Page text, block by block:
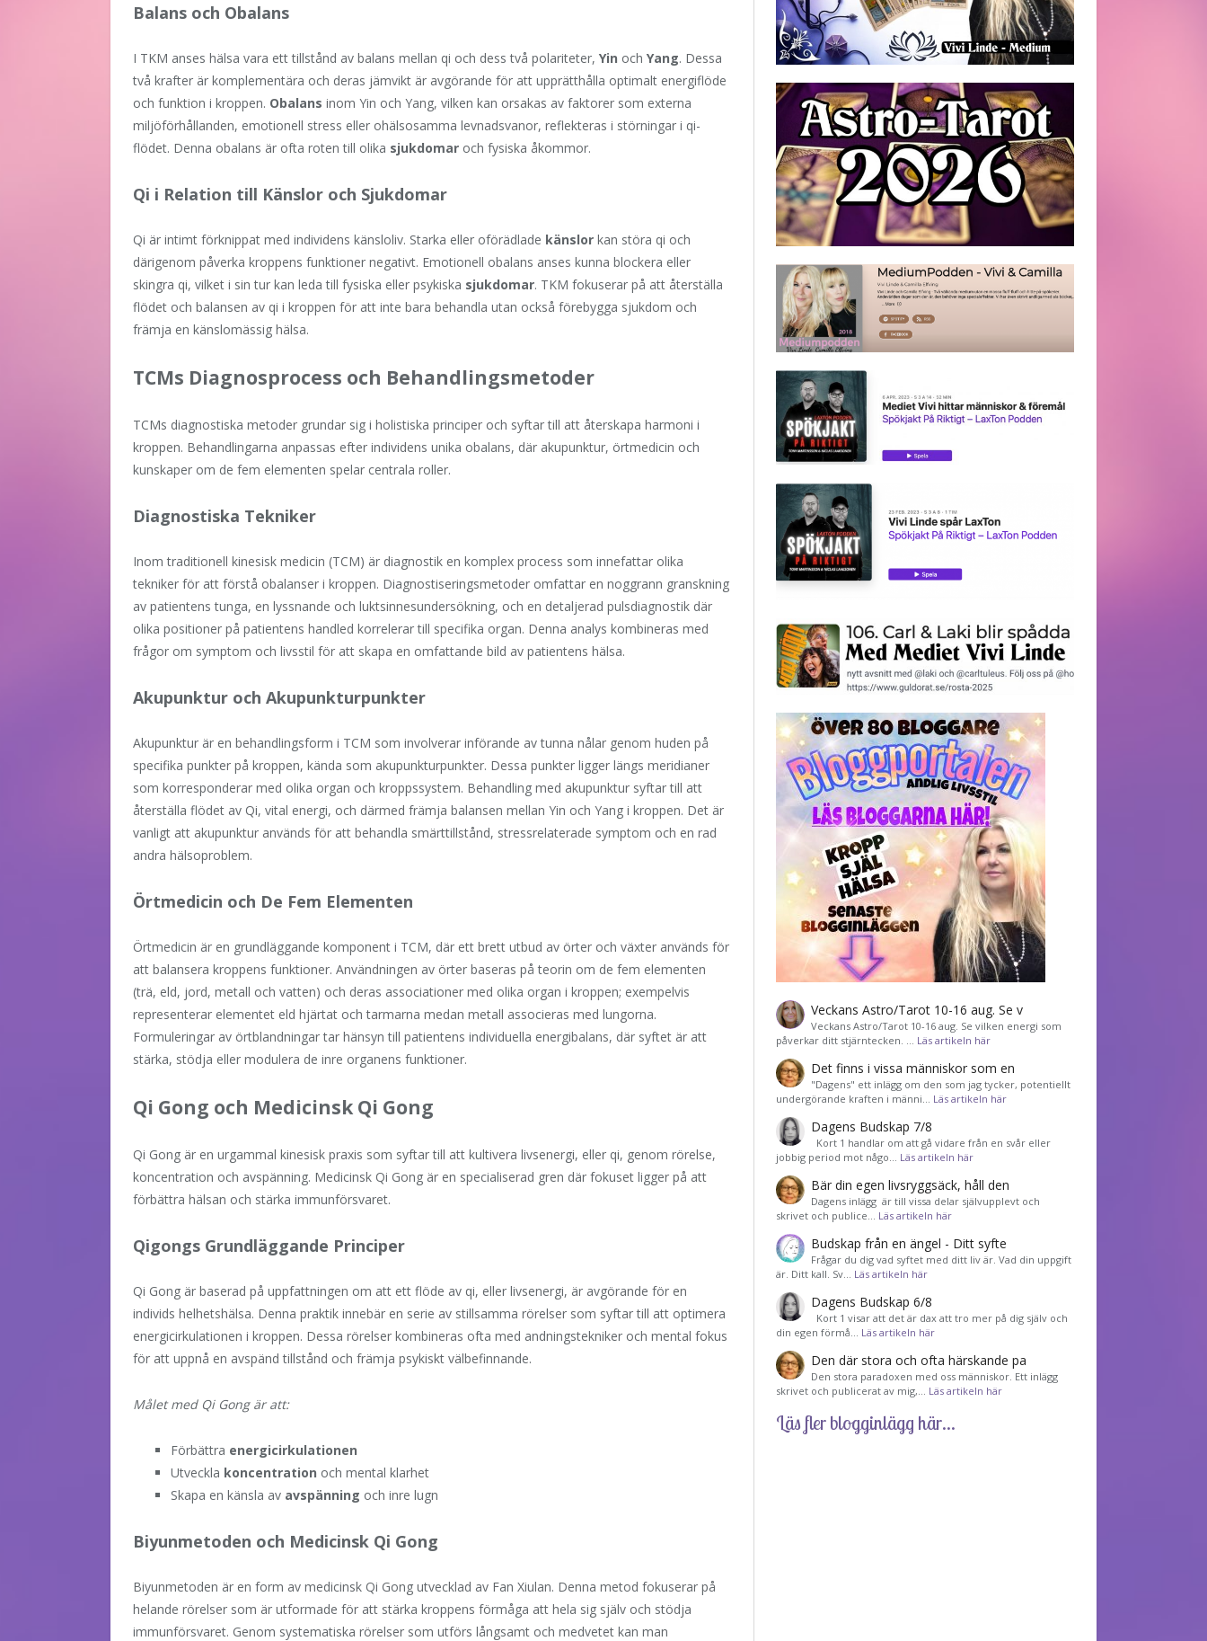
Balans och Obalans
I TKM anses hälsa vara ett tillstånd av balans mellan qi och dess två polariteter, Yin och Yang. Dessa
två krafter är komplementära och deras jämvikt är avgörande för att upprätthålla optimalt energiflöde
och funktion i kroppen. Obalans inom Yin och Yang, vilken kan orsakas av faktorer som externa
miljöförhållanden, emotionell stress eller ohälsosamma levnadsvanor, reflekteras i störningar i qi-
flödet. Denna obalans är ofta roten till olika sjukdomar och fysiska åkommor.
Qi i Relation till Känslor och Sjukdomar
Qi är intimt förknippat med individens känsloliv. Starka eller oförädlade känslor kan störa qi och
därigenom påverka kroppens funktioner negativt. Emotionell obalans anses kunna blockera eller
skingra qi, vilket i sin tur kan leda till fysiska eller psykiska sjukdomar. TKM fokuserar på att återställa
flödet och balansen av qi i kroppen för att inte bara behandla utan också förebygga sjukdom och
främja en känslomässig hälsa.
TCMs Diagnosprocess och Behandlingsmetoder
TCMs diagnostiska metoder grundar sig i holistiska principer och syftar till att återskapa harmoni i
kroppen. Behandlingarna anpassas efter individens unika obalans, där akupunktur, örtmedicin och
kunskaper om de fem elementen spelar centrala roller.
Diagnostiska Tekniker
Inom traditionell kinesisk medicin (TCM) är diagnostik en komplex process som innefattar olika
tekniker för att förstå obalanser i kroppen. Diagnostiseringsmetoder omfattar en noggrann granskning
av patientens tunga, en lyssnande och luktsinnesundersökning, och en detaljerad pulsdiagnostik där
olika positioner på patientens handled korrelerar till specifika organ. Denna analys kombineras med
frågor om symptom och livsstil för att skapa en omfattande bild av patientens hälsa.
Akupunktur och Akupunkturpunkter
Akupunktur är en behandlingsform i TCM som involverar införande av tunna nålar genom huden på
specifika punkter på kroppen, kända som akupunkturpunkter. Dessa punkter ligger längs meridianer
som korresponderar med olika organ och kroppssystem. Behandling med akupunktur syftar till att
återställa flödet av Qi, vital energi, och därmed främja balansen mellan Yin och Yang i kroppen. Det är
vanligt att akupunktur används för att behandla smärttillstånd, stressrelaterade symptom och en rad
andra hälsoproblem.
Örtmedicin och De Fem Elementen
Örtmedicin är en grundläggande komponent i TCM, där ett brett utbud av örter och växter används för
att balansera kroppens funktioner. Användningen av örter baseras på teorin om de fem elementen
(trä, eld, jord, metall och vatten) och deras associationer med olika organ i kroppen; exempelvis
representerar elementet eld hjärtat och tarmarna medan metall associeras med lungorna.
Formuleringar av örtblandningar tar hänsyn till patientens individuella energibalans, där syftet är att
stärka, stödja eller modulera de inre organens funktioner.
Qi Gong och Medicinsk Qi Gong
Qi Gong är en urgammal kinesisk praxis som syftar till att kultivera livsenergi, eller qi, genom rörelse,
koncentration och avspänning. Medicinsk Qi Gong är en specialiserad gren där fokuset ligger på att
förbättra hälsan och stärka immunförsvaret.
Qigongs Grundläggande Principer
Qi Gong är baserad på uppfattningen om att ett flöde av qi, eller livsenergi, är avgörande för en
individs helhetshälsa. Denna praktik innebär en serie av stillsamma rörelser som syftar till att optimera
energicirkulationen i kroppen. Dessa rörelser kombineras ofta med andningstekniker och mental fokus
för att uppnå en avspänd tillstånd och främja psykiskt välbefinnande.
Målet med Qi Gong är att:
Förbättra energicirkulationen
Utveckla koncentration och mental klarhet
Skapa en känsla av avspänning och inre lugn
Biyunmetoden och Medicinsk Qi Gong
Biyunmetoden är en form av medicinsk Qi Gong utvecklad av Fan Xiulan. Denna metod fokuserar på
helande rörelser som är utformade för att stärka kroppens förmåga att hela sig själv och stödja
immunförsvaret. Genom systematiska rörelser som utförs långsamt och medvetet kan man
Veckans Astro/Tarot 10-16 aug. Se v
Veckans Astro/Tarot 10-16 aug. Se vilken energi som
påverkar ditt stjärntecken. … Läs artikeln här
Det finns i vissa människor som en
"Dagens" ett inlägg om den som jag tycker, potentiellt
undergörande kraften i männi… Läs artikeln här
Dagens Budskap 7/8
Kort 1 handlar om att gå vidare från en svår eller
jobbig period mot någo… Läs artikeln här
Bär din egen livsryggsäck, håll den
Dagens inlägg är till vissa delar självupplevt och
skrivet och publice… Läs artikeln här
Budskap från en ängel - Ditt syfte
Frågar du dig vad syftet med ditt liv är. Vad din uppgift
är. Ditt kall. Sv… Läs artikeln här
Dagens Budskap 6/8
Kort 1 visar att det är dax att tro mer på dig själv och
din egen förmå… Läs artikeln här
Den där stora och ofta härskande pa
Den stora paradoxen med oss människor. Ett inlägg
skrivet och publicerat av mig,… Läs artikeln här
Läs fler blogginlägg här...